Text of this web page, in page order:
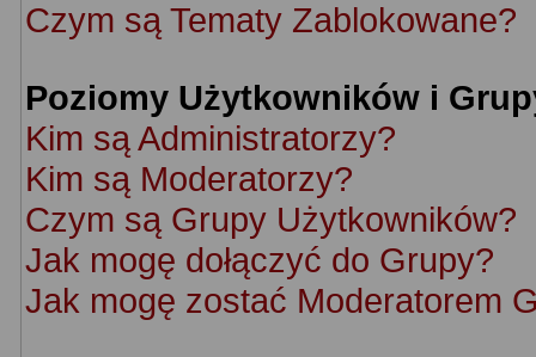
Czym są Tematy Zablokowane?
Poziomy Użytkowników i
Kim są Administratorzy?
Kim są Moderatorzy?
Czym są Grupy Użytkowników?
Jak mogę dołączyć do Grupy?
Jak mogę zostać Moderatorem